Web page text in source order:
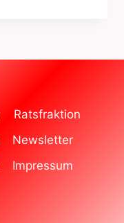
Ratsfraktion
Newsletter
Impressum